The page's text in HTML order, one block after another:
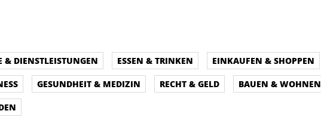
& DIENSTLEISTUNGEN ESSEN & TRINKEN EINKAUFEN & SHOPPEN
GESUNDHEIT & MEDIZIN RECHT & GELD BAUEN & WOHNEN